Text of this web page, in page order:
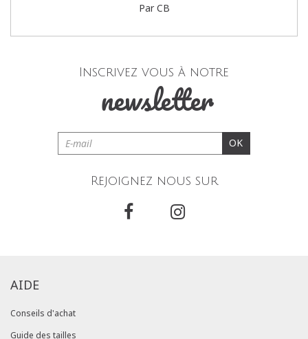
Par CB
Inscrivez vous à notre
newsletter
OK
Rejoignez nous sur
AIDE
Conseils d'achat
Guide des tailles